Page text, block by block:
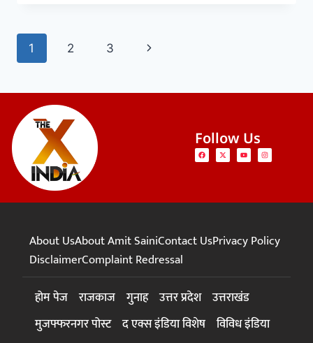
1 2 3
Follow Us
About UsAbout Amit SainiContact UsPrivacy Policy
DisclaimerComplaint Redressal
होम पेज राजकाज गुनाह उत्तर प्रदेश उत्तराखंड
मुजफ्फरनगर पोस्ट द एक्स इंडिया विशेष विविध इंडिया